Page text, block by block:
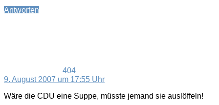
Antworten
404
9. August 2007 um 17:55 Uhr
Wäre die CDU eine Suppe, müsste jemand sie auslöffeln!